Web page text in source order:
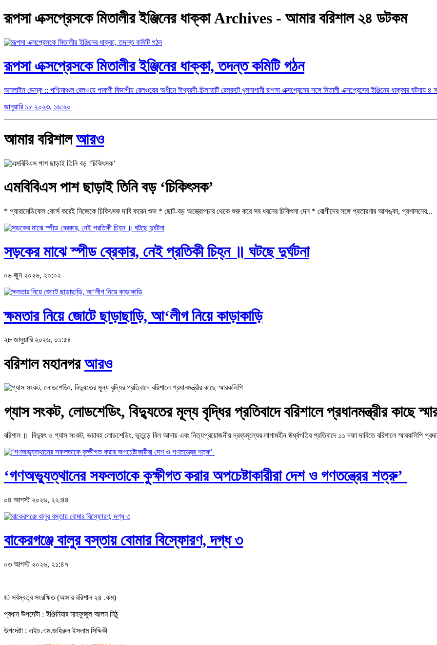
রূপসা এক্সপ্রেসকে মিতালীর ইঞ্জিনের ধাক্কা Archives - আমার বরিশাল ২৪ ডটকম
রূপসা এক্সপ্রেসকে মিতালীর ইঞ্জিনের ধাক্কা, তদন্ত কমিটি গঠন
অনলাইন ডেস্ক :: পশ্চিমাঞ্চল রেলওয়ে পাকশী বিভাগীয় রেলওয়ের অধীনে ঈশ্বরদী-চিলাহাটি রেলরুটে খুলনাগামী রূপসা এক্সপ্রেসের সঙ্গে মিতালী এক্সপ্রেসের ইঞ্জিনের ধাক্কার ঘটনায়
জানুয়ারি ১৮ ২০২৩, ১৬:২০
আমার বরিশালআরও
এমবিবিএস পাশ ছাড়াই তিনি বড় ‘চিকিৎসক’
* প্যারামেডিকেল কোর্স করেই নিজেকে চিকিৎসক দাবি করেন শুভ * ছোট-বড় অস্ত্রোপচার থেকে শুরু করে সব ধরনের চিকিৎসা দেন * রোগীদের সঙ্গে প্রতারণার আশঙ্কা, প্রশাসনের...
সড়কের মাঝে স্পীড ব্রেকার, নেই প্রতিকী চিহ্ন ॥ ঘটছে দুর্ঘটনা
০৬ জুন ২০২৬, ২০:০২
ক্ষমতার নিয়ে জোটে ছাড়াছাড়ি, আ‘লীগ নিয়ে কাড়াকাড়ি
২৮ জানুয়ারি ২০২৬, ০১:৫৪
বরিশাল মহানগরআরও
গ্যাস সংকট, লোডশেডিং, বিদ্যুতের মূল্য বৃদ্ধির প্রতিবাদে বরিশালে প্রধানমন্ত্রীর কাছে
বরিশাল ॥ বিদ্যুৎ ও গ্যাস সংকট, ভয়াবহ লোডশেডিং, ভূতুড়ে বিল আদায় এবং নিত্যপ্রয়োজনীয় দ্রব্যমূল্যের লাগামহীন ঊর্ধ্বগতির প্রতিবাদে ১১ দফা দাবিতে বরিশালে স্মারকলিপি
‘গণঅভ্যুত্থানের সফলতাকে কুক্ষীগত করার অপচেষ্টাকারীরা দেশ ও গণতন্ত্রের শত্রু’
০৪ আগস্ট ২০২৬, ২২:৪৪
বাকেরগঞ্জে বালুর বস্তায় বোমার বিস্ফোরণ, দগ্ধ ৩
০৩ আগস্ট ২০২৬, ২১:৪৭
© সর্বস্বত্ব সংরক্ষিত (আমার বরিশাল ২৪ .কম)
প্রধান ‍উপদেষ্টা : ‍ইঞ্জিনিয়ার মাহফুজুল আলম মিঠু
উপদেষ্টা : এইচ.এম.জহিরুল ইসলাম সিদ্দিকী